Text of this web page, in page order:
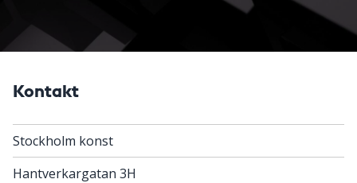
Kontakt
Stockholm konst
Hantverkargatan 3H